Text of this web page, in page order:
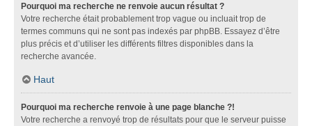
Pourquoi ma recherche ne renvoie aucun résultat ?
Votre recherche était probablement trop vague ou incluait trop de
termes communs qui ne sont pas indexés par phpBB. Essayez d’être
plus précis et d’utiliser les différents filtres disponibles dans la
recherche avancée.
Haut
Pourquoi ma recherche renvoie à une page blanche ?!
Votre recherche a renvoyé trop de résultats pour que le serveur puisse